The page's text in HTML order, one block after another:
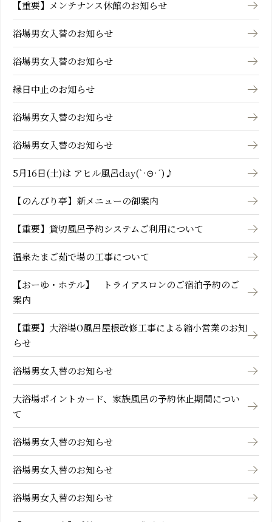
【重要】メンテナンス休館のお知らせ
浴場男女入替のお知らせ
浴場男女入替のお知らせ
縁日中止のお知らせ
浴場男女入替のお知らせ
浴場男女入替のお知らせ
5月16日(土)は アヒル風呂day(`·⊝·´)♪
【のんびり亭】新メニューの御案内
【重要】貸切風呂予約システムご利用について
温泉たまご茹で場の工事について
【おーゆ・ホテル】 トライアスロンのご宿泊予約のご
案内
【重要】大浴場O風呂屋根改修工事による縮小営業のお知
らせ
浴場男女入替のお知らせ
大浴場ポイントカード、家族風呂の予約休止期間につい
て
浴場男女入替のお知らせ
浴場男女入替のお知らせ
浴場男女入替のお知らせ